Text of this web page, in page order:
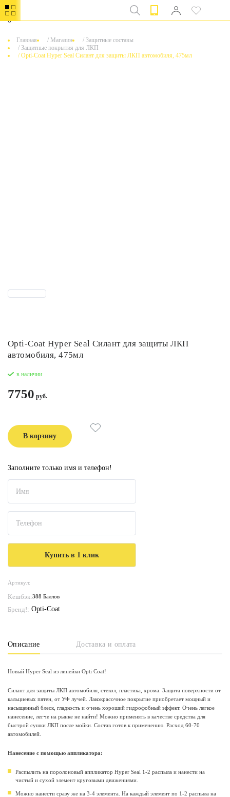
0
Главная / Магазин / Защитные составы
/ Защитные покрытия для ЛКП
/Opti-Coat Hyper Seal Силант для защиты ЛКП автомобиля, 475мл
Opti-Coat Hyper Seal Силант для защиты ЛКП
автомобиля, 475мл
в наличии
7750
В корзину
Заполните только имя и телефон!
Артикул:
Кешбэк:388 Баллов
Бренд!: Opti-Coat
Описание Доставка и оплата
Новый Hyper Seal из линейки Opti Coat!
Силант для защиты ЛКП автомобиля, стекол, пластика, хрома. Защита поверхности от
кальциевых пятен, от УФ лучей. Лакокрасочное покрытие приобретает мощный и
насыщенный блеск, гладкость и очень хороший гидрофобный эффект. Очень легкое
нанесение, легче на рынке не найти! Можно применять в качестве средства для
быстрой сушки ЛКП после мойки. Состав готов к применению. Расход 60-70
автомобилей.
Нанесение с помощью аппликатора:
Распылить на поролоновый аппликатор Hyper Seal 1-2 распыла и нанести на
чистый и сухой элемент круговыми движениями.
Можно нанести сразу же на 3-4 элемента. На каждый элемент по 1-2 распыла на